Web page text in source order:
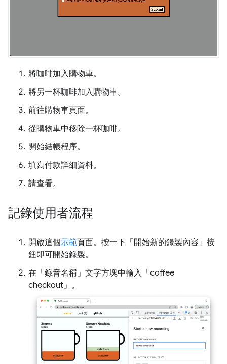
將咖啡加入購物車。
將另一杯咖啡加入購物車。
前往購物車頁面。
從購物車中移除一杯咖啡。
開始結帳程序。
填寫付款詳細資料。
請查看。
記錄使用者流程
開啟這個示範頁面。按一下「開始新的錄製內容」 按
鈕即可開始錄製。
在「錄音名稱」 文字方塊中輸入「coffee
checkout」。